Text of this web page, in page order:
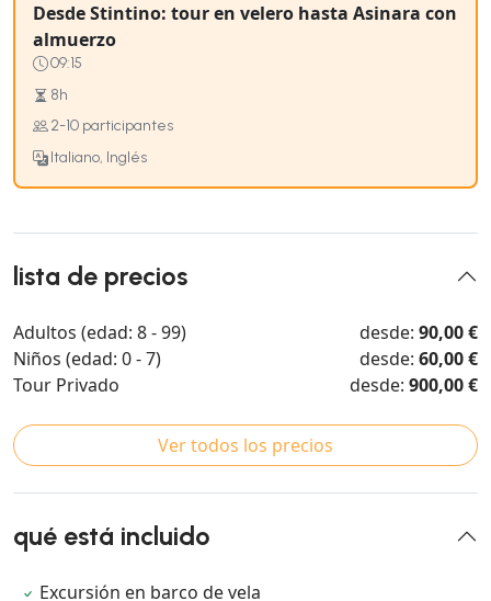
Desde Stintino: tour en velero hasta Asinara con
almuerzo
09:15
8h
2-10 participantes
Italiano, Inglés
lista de precios
Adultos (edad: 8 - 99) desde: 90,00 €
Niños (edad: 0 - 7)
desde: 60,00 €
Tour Privado
desde: 900,00 €
Ver todos los precios
qué está incluido
Excursión en barco de vela